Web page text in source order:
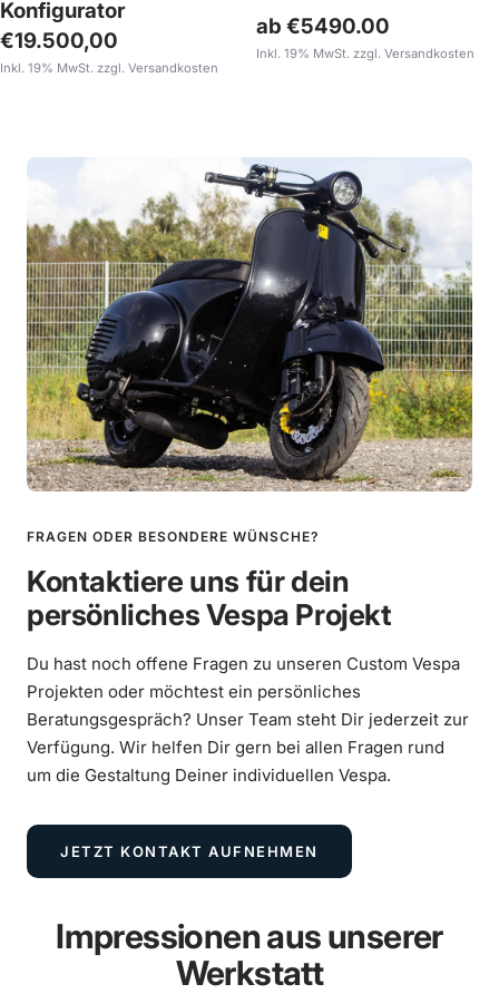
Konfigurator
Angebotspreis
€19.500,00
Inkl. 19% MwSt. zzgl. Versandkosten
ab €5490.00
Inkl. 19% MwSt. zzgl. Versandkosten
FRAGEN ODER BESONDERE WÜNSCHE?
Kontaktiere uns für dein
persönliches Vespa Projekt
Du hast noch offene Fragen zu unseren Custom Vespa
Projekten oder möchtest ein persönliches
Beratungsgespräch? Unser Team steht Dir jederzeit zur
Verfügung. Wir helfen Dir gern bei allen Fragen rund
um die Gestaltung Deiner individuellen Vespa.
JETZT KONTAKT AUFNEHMEN
Impressionen aus unserer
Werkstatt
Vespa 250ccm Wideframe Umbau mit
Scheibenbremse und Sitzbanktank
MEHR ERFAHREN